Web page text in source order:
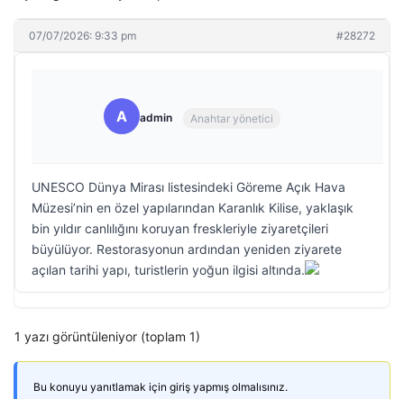
07/07/2026: 9:33 pm #28272
A admin Anahtar yönetici
UNESCO Dünya Mirası listesindeki Göreme Açık Hava
Müzesi’nin en özel yapılarından Karanlık Kilise, yaklaşık
bin yıldır canlılığını koruyan freskleriyle ziyaretçileri
büyülüyor. Restorasyonun ardından yeniden ziyarete
açılan tarihi yapı, turistlerin yoğun ilgisi altında.
1 yazı görüntüleniyor (toplam 1)
Bu konuyu yanıtlamak için giriş yapmış olmalısınız.